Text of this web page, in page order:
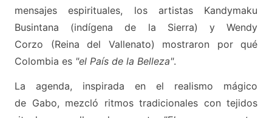
mensajes espirituales, los artistas Kandymaku
Busintana (indígena de la Sierra) y Wendy
Corzo (Reina del Vallenato) mostraron por qué
Colombia es "el País de la Belleza".
La agenda, inspirada en el realismo mágico
de Gabo, mezcló ritmos tradicionales con tejidos